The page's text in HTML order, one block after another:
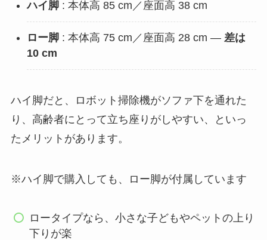
ハイ脚: 本体高 85 cm／座面高 38 cm
ロー脚: 本体高 75 cm／座面高 28 cm ― 差は
10 cm
ハイ脚だと、ロボット掃除機がソファ下を通れた
り、高齢者にとって立ち座りがしやすい、といっ
たメリットがあります。
※ハイ脚で購入しても、ロー脚が付属しています
ロータイプなら、小さな子どもやペットの上り
下りが楽